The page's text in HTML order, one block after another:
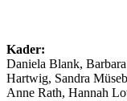
Kader:
Daniela Blank,
Hartwig, Sandra
Anne Rath, Hannah